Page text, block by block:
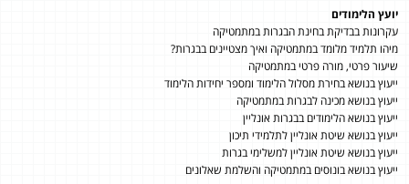
יועץ הלימודים
עקרונות בבדיקת בחינת הבגרות במתמטיקה
מיהו תלמיד מלומד במתמטיקה ואיך מצטיינים בבגרות?
שיעור פרטי, מורה פרטי במתמטיקה
ייעוץ בנושא בחירת מסלול הלימוד ומספר יחידות הלימוד
ייעוץ בנושא מכינה לבגרות במתמטיקה
ייעוץ בנושא הלימודים בבגרות אונליין
ייעוץ בנושא שיטת אונליין לתלמידי תיכון
ייעוץ בנושא שיטת אונליין למשלימי בגרות
ייעוץ בנושא בונוסים במתמטיקה והשלמת שאלונים